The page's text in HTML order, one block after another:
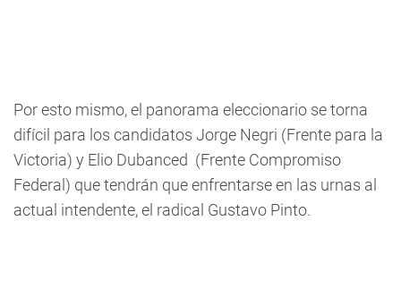
Por esto mismo, el panorama eleccionario se torna
difícil para los candidatos Jorge Negri (Frente para la
Victoria) y Elio Dubanced (Frente Compromiso
Federal) que tendrán que enfrentarse en las urnas al
actual intendente, el radical Gustavo Pinto.